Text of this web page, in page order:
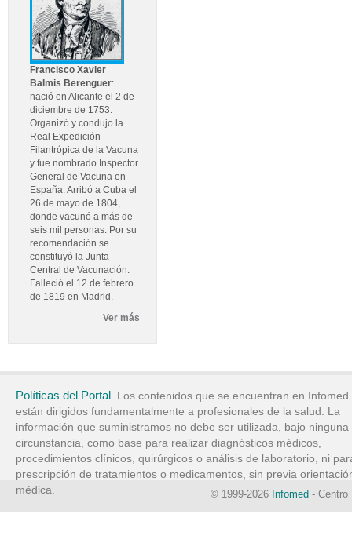
Francisco Xavier
Balmis Berenguer:
nació en Alicante el 2 de
diciembre de 1753.
Organizó y condujo la
Real Expedición
Filantrópica de la Vacuna
y fue nombrado Inspector
General de Vacuna en
España. Arribó a Cuba el
26 de mayo de 1804,
donde vacunó a más de
seis mil personas. Por su
recomendación se
constituyó la Junta
Central de Vacunación.
Falleció el 12 de febrero
de 1819 en Madrid.
Ver más
Políticas del Portal. Los contenidos que se encuentran en Infomed
están dirigidos fundamentalmente a profesionales de la salud. La
información que suministramos no debe ser utilizada, bajo ninguna
circunstancia, como base para realizar diagnósticos médicos,
procedimientos clínicos, quirúrgicos o análisis de laboratorio, ni
prescripción de tratamientos o medicamentos, sin previa
médica.
© 1999-2026 Infomed - Centro